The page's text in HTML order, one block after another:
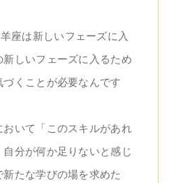
座は新しいフェーズに入
しいフェーズに入るため
くことが必要なんです
いて「このスキルがあれ
分が何か足りないと感じ
たな学びの場を求めた